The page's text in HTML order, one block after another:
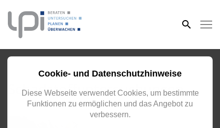
Cookie- und Datenschutzhinweise
Diese Webseite verwendet Cookies, um bestimmte
Funktionen zu ermöglichen und das Angebot zu
verbessern.
Schadstoffuntersuchungen